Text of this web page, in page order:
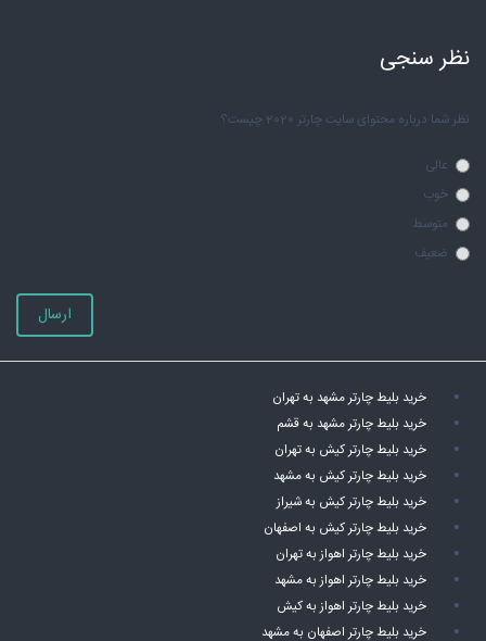
نظر سنجی
نظر شما درباره محتوای سایت چارتر 2020 چیست؟
عالی
خوب
متوسط
ضعیف
ارسال
خرید بلیط چارتر مشهد به تهران
خرید بلیط چارتر مشهد به قشم
خرید بلیط چارتر کیش به تهران
خرید بلیط چارتر کیش به مشهد
خرید بلیط چارتر کیش به شیراز
خرید بلیط چارتر کیش به اصفهان
خرید بلیط چارتر اهواز به تهران
خرید بلیط چارتر اهواز به مشهد
خرید بلیط چارتر اهواز به کیش
خرید بلیط چارتر اصفهان به مشهد